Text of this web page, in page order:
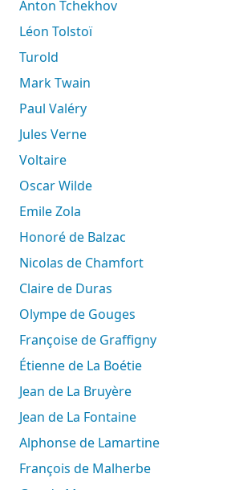
Anton Tchekhov
Léon Tolstoï
Turold
Mark Twain
Paul Valéry
Jules Verne
Voltaire
Oscar Wilde
Emile Zola
Honoré de Balzac
Nicolas de Chamfort
Claire de Duras
Olympe de Gouges
Françoise de Graffigny
Étienne de La Boétie
Jean de La Bruyère
Jean de La Fontaine
Alphonse de Lamartine
François de Malherbe